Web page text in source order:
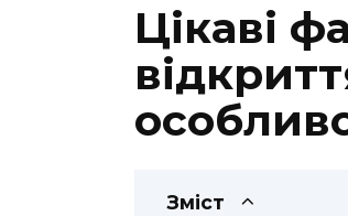
Цікаві
Зміст